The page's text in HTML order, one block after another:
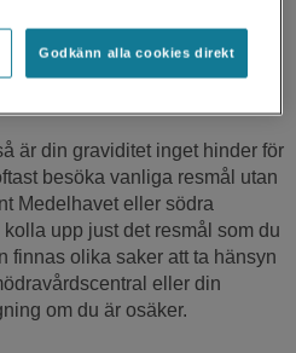
resa som
är din graviditet inget hinder för
besöka vanliga resmål utan
Medelhavet eller södra
upp just det resmål som du
finnas olika saker att ta hänsyn
eller din
om du är osäker.
Godkänn alla cookies direkt